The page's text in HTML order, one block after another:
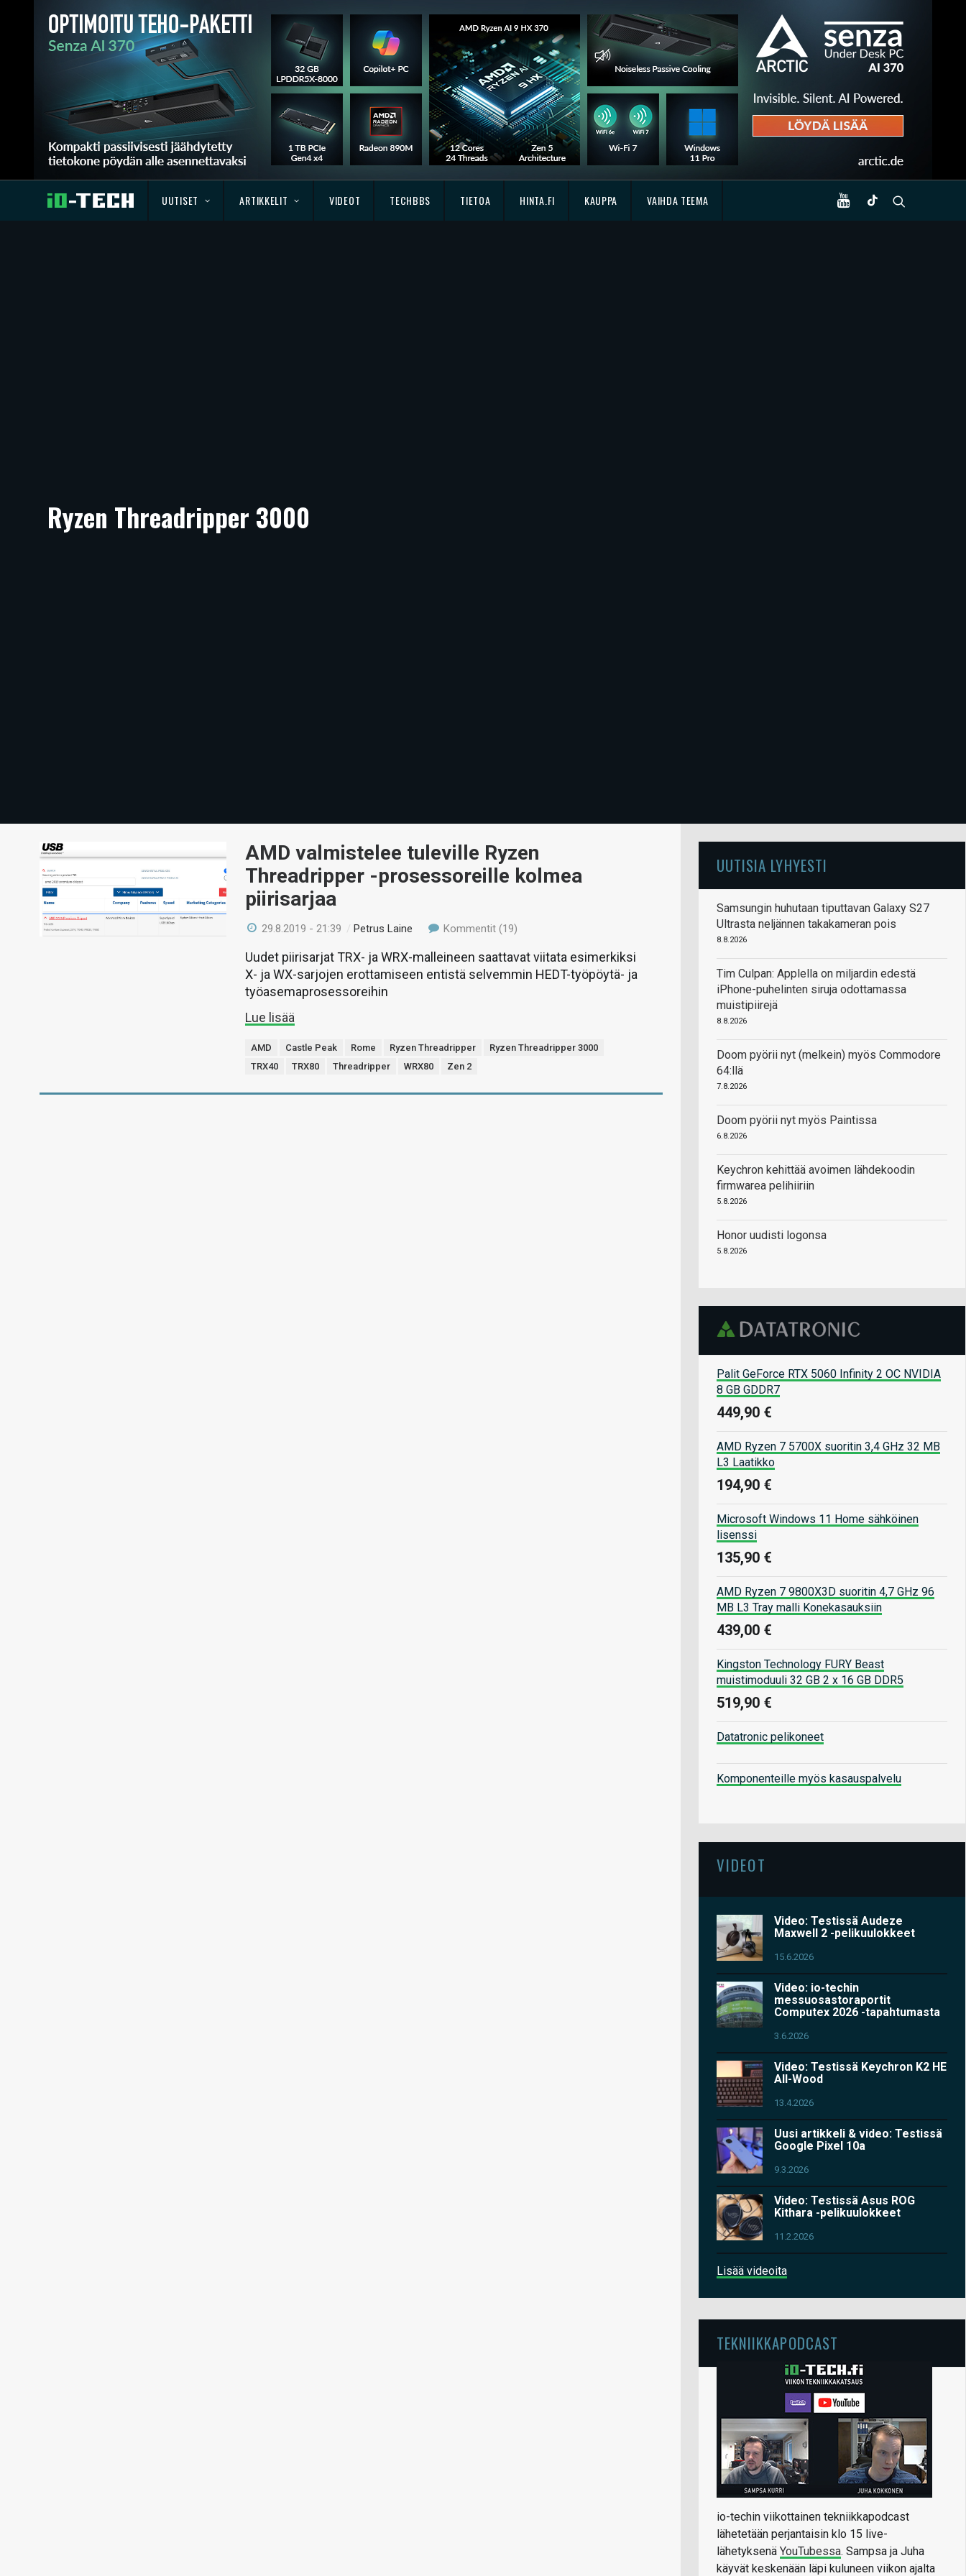
UUTISET ARTIKKELIT VIDEOT TECHBBS TIETOA HINTA.FI KAUPPA VAIHDA TEEMA
Ryzen Threadripper 3000
AMD valmistelee tuleville Ryzen
Threadripper -prosessoreille kolmea
piirisarjaa
29.8.2019 - 21:39 /Petrus Laine Kommentit (19)
Uudet piirisarjat TRX- ja WRX-malleineen saattavat viitata esimerkiksi
X- ja WX-sarjojen erottamiseen entistä selvemmin HEDT-työpöytä- ja
työasemaprosessoreihin
Lue lisää
AMD Castle Peak Rome Ryzen Threadripper
Ryzen Threadripper 3000
TRX40
TRX80 Threadripper WRX80 Zen 2
UUTISIA LYHYESTI
Samsungin huhutaan tiputtavan Galaxy S27
Ultrasta neljännen takakameran pois
8.8.2026
Tim Culpan: Applella on miljardin edestä
iPhone-puhelinten siruja odottamassa
muistipiirejä
8.8.2026
Doom pyörii nyt (melkein) myös Commodore
64:llä
7.8.2026
Doom pyörii nyt myös Paintissa
6.8.2026
Keychron kehittää avoimen lähdekoodin
firmwarea pelihiiriin
5.8.2026
Honor uudisti logonsa
5.8.2026
Palit GeForce RTX 5060 Infinity 2 OC NVIDIA
8 GB GDDR7
449,90 €
AMD Ryzen 7 5700X suoritin 3,4 GHz 32 MB
L3 Laatikko
194,90 €
Microsoft Windows 11 Home sähköinen
lisenssi
135,90 €
AMD Ryzen 7 9800X3D suoritin 4,7 GHz 96
MB L3 Tray malli Konekasauksiin
439,00 €
Kingston Technology FURY Beast
muistimoduuli 32 GB 2 x 16 GB DDR5
519,90 €
Datatronic pelikoneet
Komponenteille myös kasauspalvelu
VIDEOT
Video: Testissä Audeze
Maxwell 2 -pelikuulokkeet
15.6.2026
Video: io-techin
messuosastoraportit
Computex 2026 -tapahtumasta
3.6.2026
Video: Testissä Keychron K2 HE
All-Wood
13.4.2026
Uusi artikkeli & video: Testissä
Google Pixel 10a
9.3.2026
Video: Testissä Asus ROG
Kithara -pelikuulokkeet
11.2.2026
Lisää videoita
TEKNIIKKAPODCAST
io-techin viikottainen tekniikkapodcast
lähetetään perjantaisin klo 15 live-
lähetyksenä YouTubessa. Sampsa ja Juha
käyvät keskenään läpi kuluneen viikon ajalta